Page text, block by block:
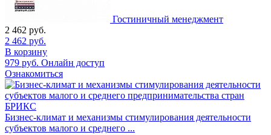
Гостиничный менеджмент
2 462 руб.
2 462 руб.
В корзину
979 руб. Онлайн доступ
Ознакомиться
Бизнес-климат и механизмы стимулирования деятельности
субъектов малого и среднего ...